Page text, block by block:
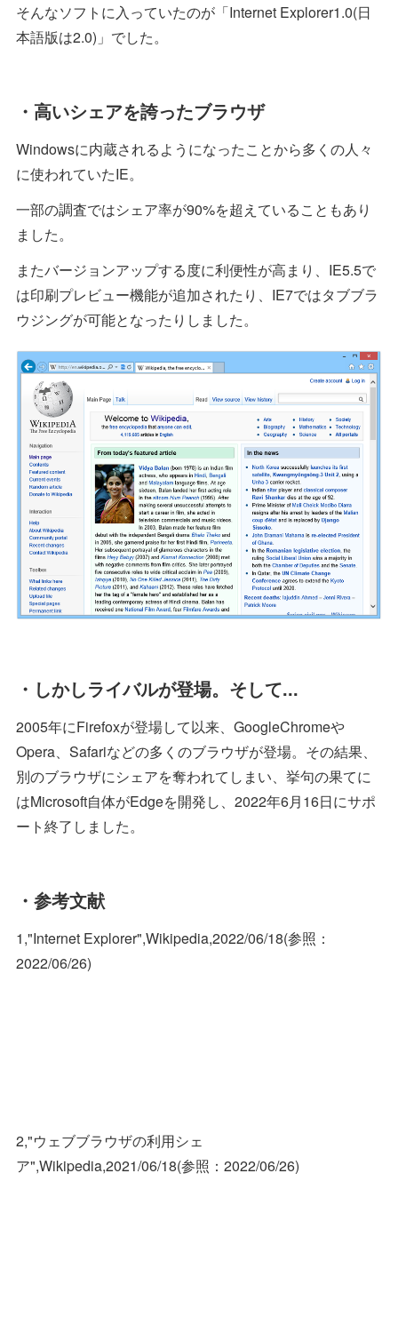
そんなソフトに入っていたのが「Internet Explorer1.0(日
本語版は2.0)」でした。
・高いシェアを誇ったブラウザ
Windowsに内蔵されるようになったことから多くの人々
に使われていたIE。
一部の調査ではシェア率が90%を超えていることもあり
ました。
またバージョンアップする度に利便性が高まり、IE5.5で
は印刷プレビュー機能が追加されたり、IE7ではタブブラ
ウジングが可能となったりしました。
・しかしライバルが登場。そして...
2005年にFirefoxが登場して以来、GoogleChromeや
Opera、Safariなどの多くのブラウザが登場。その結果、
別のブラウザにシェアを奪われてしまい、挙句の果てに
はMicrosoft自体がEdgeを開発し、2022年6月16日にサポ
ート終了しました。
・参考文献
1,"Internet Explorer",Wikipedia,2022/06/18(参照：
2022/06/26)
2,"ウェブブラウザの利用シェ
ア",Wikipedia,2021/06/18(参照：2022/06/26)